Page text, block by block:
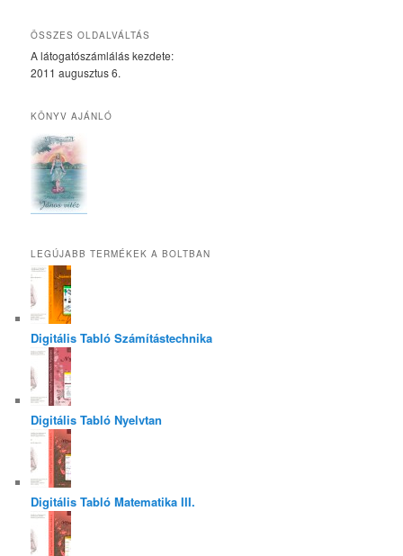
ÖSSZES OLDALVÁLTÁS
A látogatószámlálás kezdete:
2011 augusztus 6.
KÖNYV AJÁNLÓ
LEGÚJABB TERMÉKEK A BOLTBAN
Digitális Tabló Számítástechnika
Digitális Tabló Nyelvtan
Digitális Tabló Matematika III.